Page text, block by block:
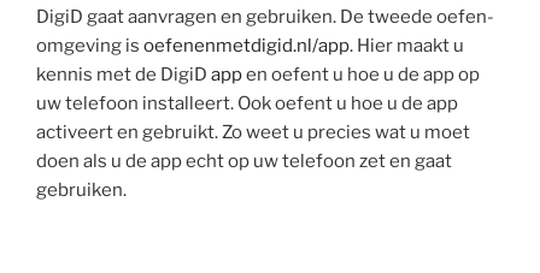
DigiD gaat aanvragen en gebruiken. De tweede oefen-
omgeving is oefenenmetdigid.nl/app. Hier maakt u
kennis met de DigiD appen oefent u hoe u de app op
uw telefoon installeert. Ook oefent u hoe u de app
activeert en gebruikt. Zo weet u precies wat u moet
doen als u de app echt op uw telefoon zet en gaat
gebruiken.